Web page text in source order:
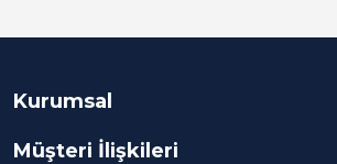
Kurumsal
Müşteri İlişkileri